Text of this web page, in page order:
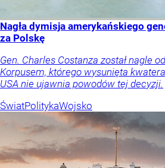
Nagła dymisja amerykańskiego
za Polskę
Gen. Charles Costanza został nagle
Korpusem, którego wysunięta
USA nie ujawnia powodów tej decyzji.
ŚwiatPolitykaWojsko